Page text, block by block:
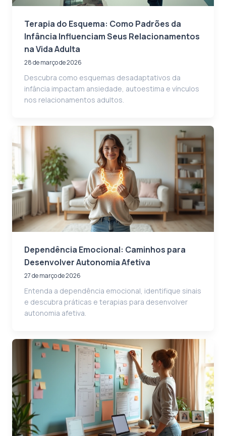
Terapia do Esquema: Como Padrões da
Infância Influenciam Seus Relacionamentos
na Vida Adulta
28 de março de 2026
Descubra como esquemas desadaptativos da
infância impactam ansiedade, autoestima e vínculos
nos relacionamentos adultos.
Dependência Emocional: Caminhos para
Desenvolver Autonomia Afetiva
27 de março de 2026
Entenda a dependência emocional, identifique sinais
e descubra práticas e terapias para desenvolver
autonomia afetiva.